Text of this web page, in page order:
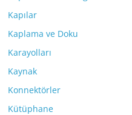
Kapılar
Kaplama ve Doku
Karayolları
Kaynak
Konnektörler
Kütüphane